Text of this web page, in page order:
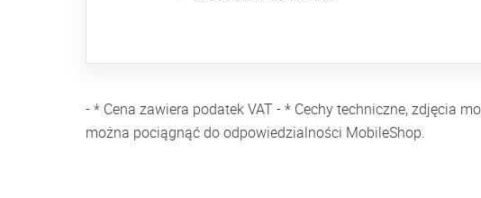
- * Cena zawiera podatek VAT - * Cechy techniczne, zdjęcia
można pociągnąć do odpowiedzialności MobileShop.